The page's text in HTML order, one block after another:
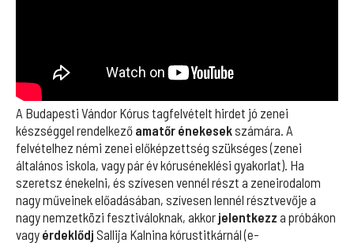
A Budapesti Vándor Kórus tagfelvételt hirdet jó zenei
készséggel rendelkező amatőr énekesekszámára. A
felvételhez némi zenei előképzettség szükséges (zenei
általános iskola, vagy pár év kóruséneklési gyakorlat). Ha
szeretsz énekelni, és szívesen vennél részt a zeneirodalom
nagy műveinek előadásában, szívesen lennél résztvevője a
nagy nemzetközi fesztiváloknak, akkor jelentkezz a próbákon
vagy érdeklődj Sallija Kalnina kórustitkárnál (e-